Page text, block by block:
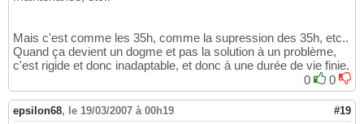
Mais c'est comme les 35h, comme la supression des 35h, etc..
Quand ça devient un dogme et pas la solution à un problème,
c'est rigide et donc inadaptable, et donc à une durée de vie finie.
0
0
epsilon68, le 19/03/2007 à 00h19 #19